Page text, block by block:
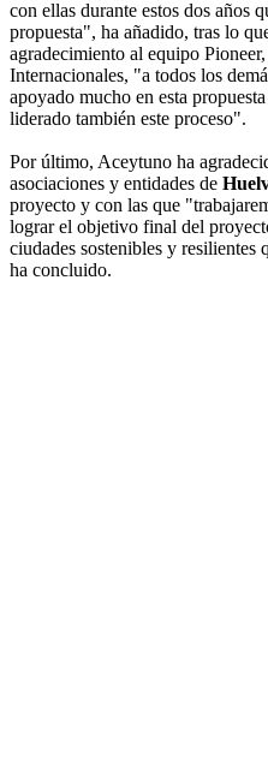
con ellas durante estos dos años
propuesta", ha añadido, tras lo
agradecimiento al equipo
Internacionales, "a todos los
apoyado mucho en esta
liderado también este proceso".
Por último, Aceytuno ha
asociaciones y entidades de
proyecto y con las que
lograr el objetivo final del
ciudades sostenibles y resilientes
ha concluido.